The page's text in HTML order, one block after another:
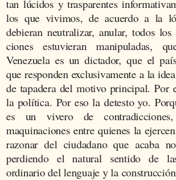
tan lúcidos y trasparentes
los que vivimos, de acuerdo a la
debieran neutralizar, anular, todos
ciones estuvieran manipuladas,
Venezuela es un dictador, que el
que responden exclusi­vamente a la
de tapadera del mo­tivo prin­cipal. Por
la política. Por eso la de­testo yo.
es un vivero de
maquinaciones entre quienes la
razonar del ciudadano que acaba
perdiendo el natural sentido de
ordinario del len­guaje y la